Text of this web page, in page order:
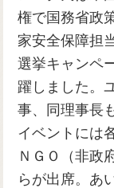
権で国務省政
家安全保障担
選挙キャンペ
躍しました。
事、同理事長
イベントには
ＮＧＯ（非政
らが出席。あ